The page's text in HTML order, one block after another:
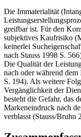
Die Immaterialität
greifbar ist. Für den
subjektives Kaufrisiko
keinerlei
nach Stauss 1998 S.
Die Qualität der
nach oder während
S. 194). Als weitere
Vergänglichkeit der
besteht die Gefahr, das
Markeneindruck nach
verblasst (Stauss/Bruhn